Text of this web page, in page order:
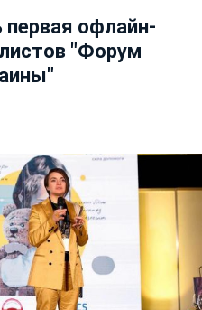
первая офлайн-
"Форум